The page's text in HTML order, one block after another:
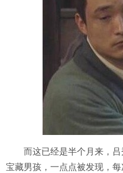
而这已经是半个月来，
宝藏男孩，一点点被发现，每